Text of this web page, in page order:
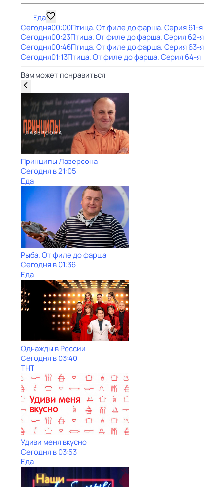
Еда
Сегодня00:00Птица. От филе до фарша. Серия 61-я
Сегодня00:23Птица. От филе до фарша. Серия 62-я
Сегодня00:46Птица. От филе до фарша. Серия 63-я
Сегодня01:13Птица. От филе до фарша. Серия 64-я
Вам может понравиться
Принципы Лазерсона
Сегодня в 21:05
Еда
Рыба. От филе до фарша
Сегодня в 01:36
Еда
Однажды в России
Сегодня в 03:40
ТНТ
Удиви меня вкусно
Сегодня в 03:53
Еда